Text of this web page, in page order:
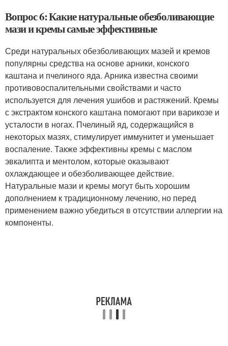
Вопрос 6: Какие натуральные обезболивающие
мази и кремы самые эффективные
Среди натуральных обезболивающих мазей и кремов
популярны средства на основе арники, конского
каштана и пчелиного яда. Арника известна своими
противовоспалительными свойствами и часто
используется для лечения ушибов и растяжений. Кремы
с экстрактом конского каштана помогают при варикозе и
усталости в ногах. Пчелиный яд, содержащийся в
некоторых мазях, стимулирует иммунитет и уменьшает
воспаление. Также эффективны кремы с маслом
эвкалипта и ментолом, которые оказывают
охлаждающее и обезболивающее действие.
Натуральные мази и кремы могут быть хорошим
дополнением к традиционному лечению, но перед
применением важно убедиться в отсутствии аллергии на
компоненты.